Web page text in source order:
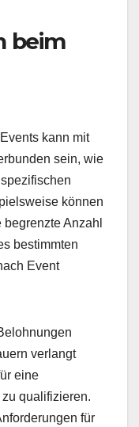
beim
kann mit
sein, wie
können
Anzahl
bestimmten
Event
verlangt
eine
qualifizieren.
für